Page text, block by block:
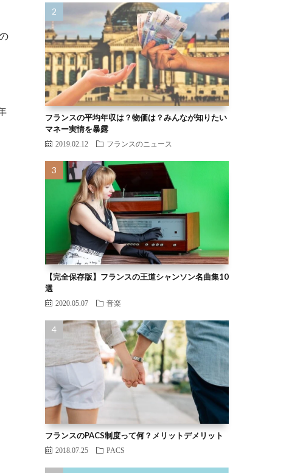
フランスの平均年収は？物価は？みんなが知りたい
マネー実情を暴露
2019.02.12 フランスのニュース
【完全保存版】フランスの王道シャンソン名曲集10
選
フランスのPACS制度って何？メリットデメリット
2018.07.25 PACS